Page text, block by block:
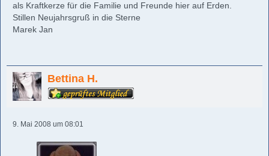
als Kraftkerze für die Familie und Freunde hier auf Erden.
Stillen Neujahrsgruß in die Sterne
Marek Jan
Bettina H.
9. Mai 2008 um 08:01